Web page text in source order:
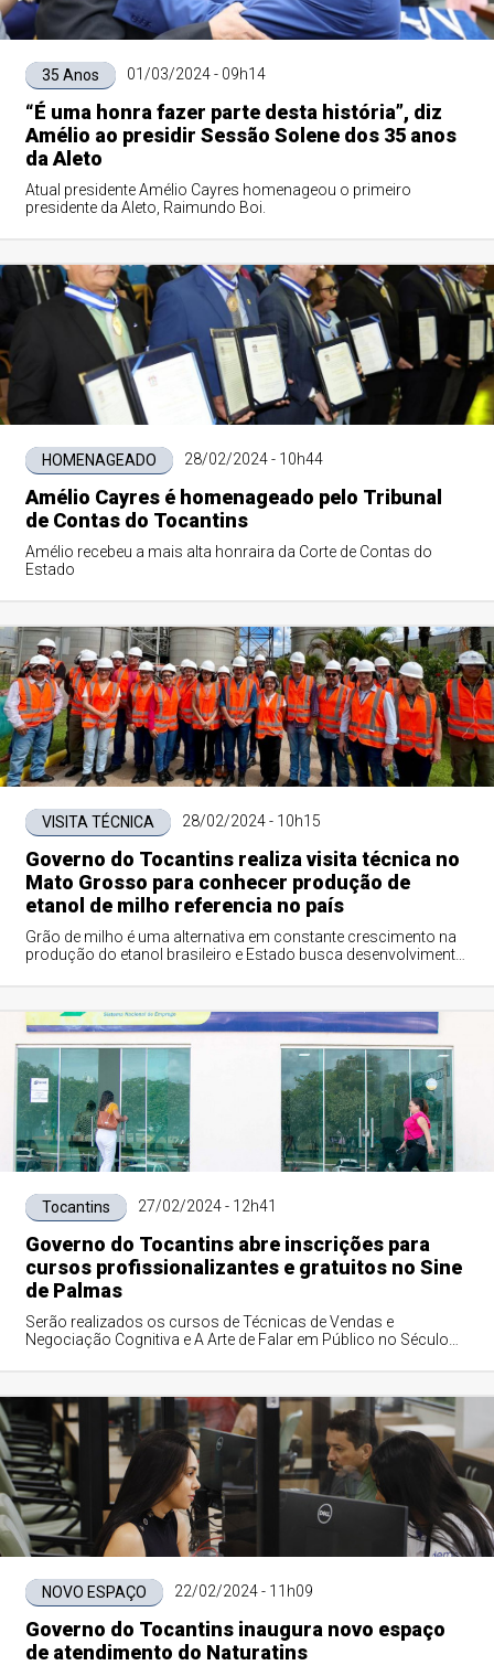
35 Anos 01/03/2024 - 09h14
“É uma honra fazer parte desta história”, diz
Amélio ao presidir Sessão Solene dos 35 anos
da Aleto
Atual presidente Amélio Cayres homenageou o primeiro
presidente da Aleto, Raimundo Boi.
HOMENAGEADO 28/02/2024 - 10h44
Amélio Cayres é homenageado pelo Tribunal
de Contas do Tocantins
Amélio recebeu a mais alta honraira da Corte de Contas do
Estado
VISITA TÉCNICA 28/02/2024 - 10h15
Governo do Tocantins realiza visita técnica no
Mato Grosso para conhecer produção de
etanol de milho referencia no país
Grão de milho é uma alternativa em constante crescimento na
produção do etanol brasileiro e Estado busca desenvolvimento
Tocantins 27/02/2024 - 12h41
Governo do Tocantins abre inscrições para
cursos profissionalizantes e gratuitos no Sine
de Palmas
Serão realizados os cursos de Técnicas de Vendas e
Negociação Cognitiva e A Arte de Falar em Público no Século
NOVO ESPAÇO 22/02/2024 - 11h09
Governo do Tocantins inaugura novo espaço
de atendimento do Naturatins